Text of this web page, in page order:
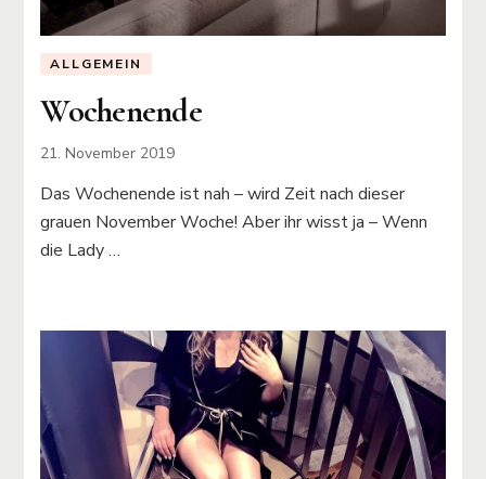
ALLGEMEIN
Wochenende
21. November 2019
Das Wochenende ist nah – wird Zeit nach dieser
grauen November Woche! Aber ihr wisst ja – Wenn
die Lady …